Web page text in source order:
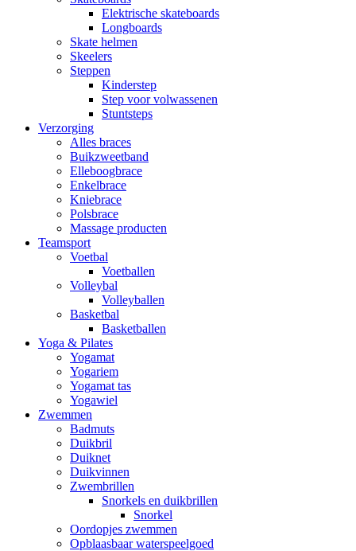
Elektrische skateboards
Longboards
Skate helmen
Skeelers
Steppen
Kinderstep
Step voor volwassenen
Stuntsteps
Verzorging
Alles braces
Buikzweetband
Elleboogbrace
Enkelbrace
Kniebrace
Polsbrace
Massage producten
Teamsport
Voetbal
Voetballen
Volleybal
Volleyballen
Basketbal
Basketballen
Yoga & Pilates
Yogamat
Yogariem
Yogamat tas
Yogawiel
Zwemmen
Badmuts
Duikbril
Duiknet
Duikvinnen
Zwembrillen
Snorkels en duikbrillen
Snorkel
Oordopjes zwemmen
Opblaasbaar waterspeelgoed